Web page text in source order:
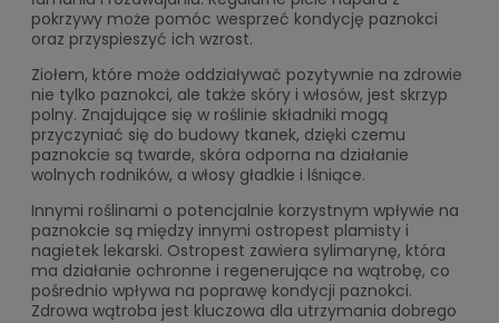
pokrzywy może pomóc wesprzeć kondycję paznokci
oraz przyspieszyć ich wzrost.
Ziołem, które może oddziaływać pozytywnie na zdrowie
nie tylko paznokci, ale także skóry i włosów, jest skrzyp
polny. Znajdujące się w roślinie składniki mogą
przyczyniać się do budowy tkanek, dzięki czemu
paznokcie są twarde, skóra odporna na działanie
wolnych rodników, a włosy gładkie i lśniące.
Innymi roślinami o potencjalnie korzystnym wpływie na
paznokcie są między innymi ostropest plamisty i
nagietek lekarski. Ostropest zawiera sylimarynę, która
ma działanie ochronne i regenerujące na wątrobę, co
pośrednio wpływa na poprawę kondycji paznokci.
Zdrowa wątroba jest kluczowa dla utrzymania dobrego